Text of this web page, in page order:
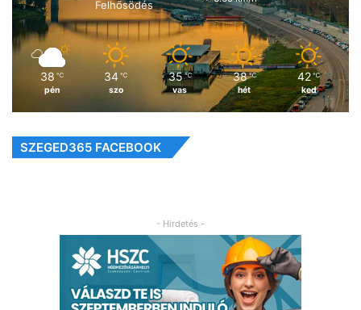
Felhősödés
38 ℃
pén
34 ℃
szo
35 ℃
vas
38 ℃
hét
42 ℃
ked
SZEGED365 FACEBOOK
- Hirdetés -